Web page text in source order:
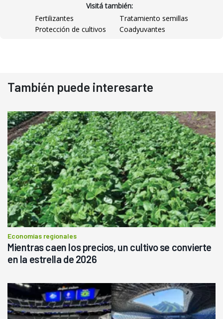
Visitá también:
Fertilizantes
Tratamiento semillas
Protección de cultivos
Coadyuvantes
También puede interesarte
Economías regionales
Mientras caen los precios, un cultivo se convierte
en la estrella de 2026